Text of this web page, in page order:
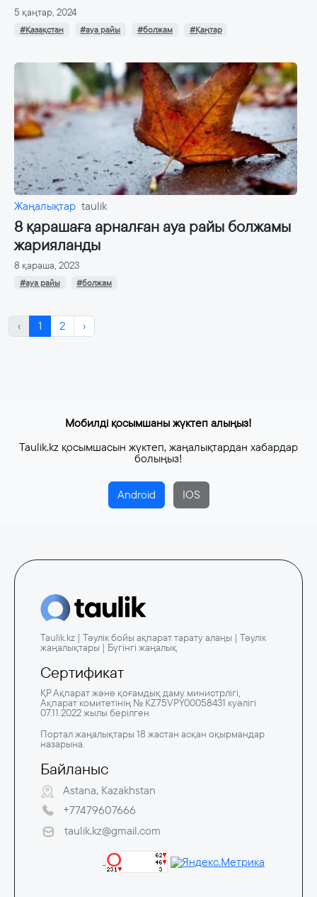
5 қаңтар, 2024
#Қазақстан #ауа райы #болжам #Қаңтар
Жаңалықтар taulik
8 қарашаға арналған ауа райы болжамы
жарияланды
8 қараша, 2023
#ауа райы #болжам
‹ 1 2 ›
Мобилді қосымшаны жүктеп алыңыз!
Taulik.kz қосымшасын жүктеп, жаңалықтардан хабардар
болыңыз!
Android IOS
Taulik.kz | Тәулік бойы ақпарат тарату алаңы | Тәулік
жаңалықтары | Бүгінгі жаңалық
Сертификат
ҚР Ақпарат және қоғамдық даму министрлігі,
Ақпарат комитетінің № KZ75VPY00058431 куәлігі
07.11.2022 жылы берілген
Портал жаңалықтары 18 жастан асқан оқырмандар
назарына.
Байланыс
Astana, Kazakhstan
+77479607666
taulik.kz@gmail.com